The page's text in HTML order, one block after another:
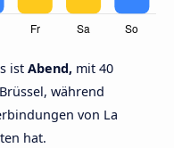
ist Abend, mit 40
während
von La
hat.